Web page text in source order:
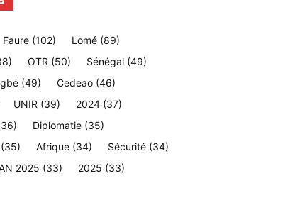
Faure (102) Lomé (89)
OTR (50) Sénégal (49)
(49) Cedeao (46)
UNIR (39) 2024 (37)
Diplomatie (35)
(35) Afrique (34) Sécurité (34)
2025 (33) 2025 (33)